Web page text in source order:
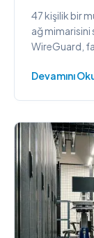
47 kişilik bir
ağ mimarisini
WireGuard,
Devamını